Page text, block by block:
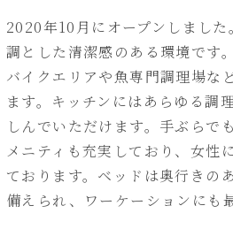
2020年10月にオープンしまし
調とした清潔感のある環境です
バイクエリアや魚専門調理場な
ます。キッチンにはあらゆる調
しんでいただけます。手ぶらで
メニティも充実しており、女性
ております。ベッドは奥行きの
備えられ、ワーケーションにも